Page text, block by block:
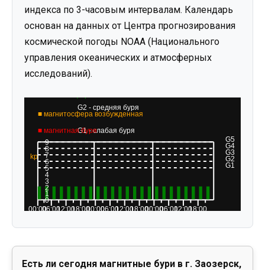
индекса по 3-часовым интервалам. Календарь
основан на данных от Центра прогнозирования
космической погоды NOAA (Национального
управления океанических и атмосферных
исследований).
Есть ли сегодня магнитные бури в г. Заозерск,